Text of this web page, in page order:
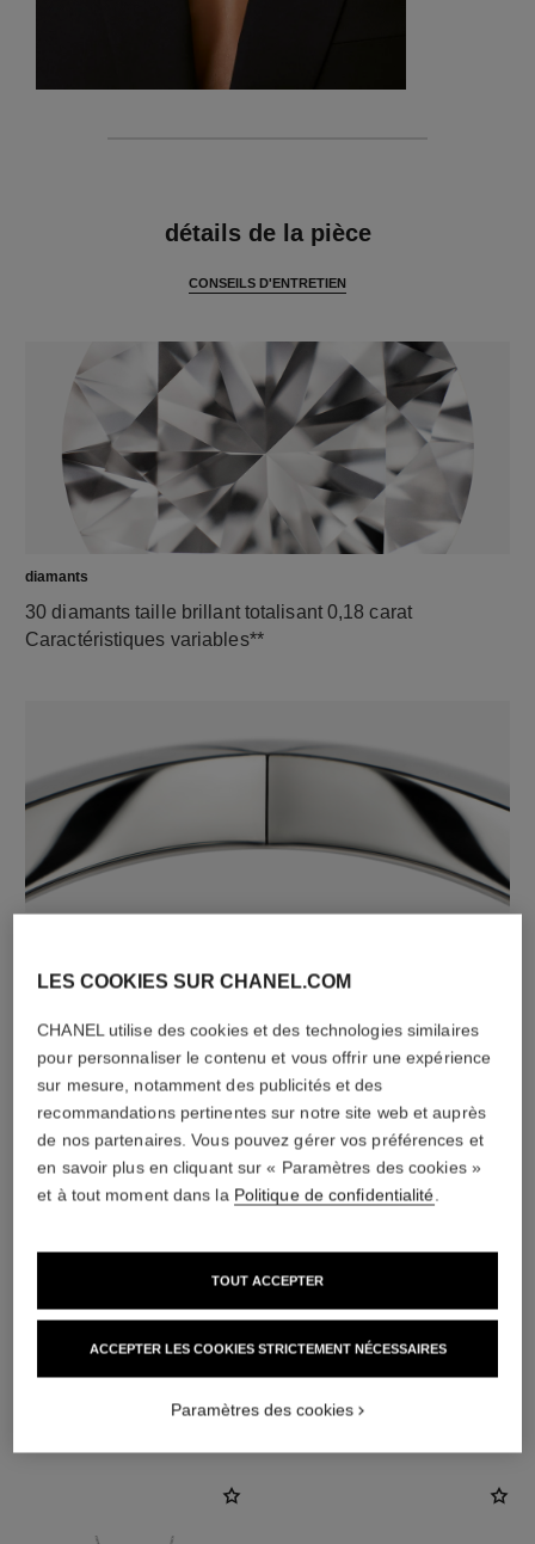
détails de la pièce
CONSEILS D'ENTRETIEN
diamants
30 diamants taille brillant totalisant 0,18 carat
Caractéristiques variables**
Or blanc 18 carats
DÉCOUVREZ AUSSI
LES COOKIES SUR CHANEL.COM
CHANEL utilise des cookies et des technologies similaires
pour personnaliser le contenu et vous offrir une expérience
sur mesure, notamment des publicités et des
recommandations pertinentes sur notre site web et auprès
de nos partenaires. Vous pouvez gérer vos préférences et
en savoir plus en cliquant sur « Paramètres des cookies »
et à tout moment dans la Politique de confidentialité.
ACCEPTER LES COOKIES STRICTEMENT NÉCESSAIRES
TOUT ACCEPTER
Paramètres des cookies